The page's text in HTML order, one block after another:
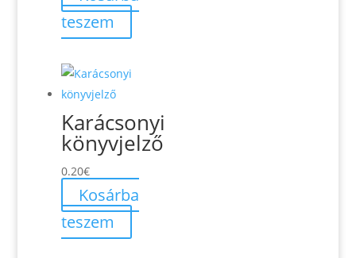
teszem
Karácsonyi
könyvjelző
0.20€
Kosárba
teszem